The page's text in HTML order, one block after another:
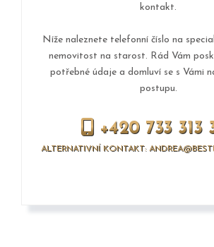
kontakt.
Níže naleznete telefonní číslo na
nemovitost na starost. Rád Vám
potřebné údaje a domluví se s Vámi
postupu.
+420 733 313
ALTERNATIVNÍ KONTAKT: